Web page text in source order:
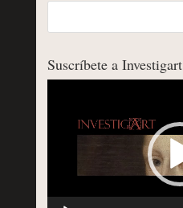
Suscríbete a Investigart